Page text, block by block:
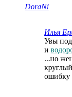
DoraNi
Илья
Увы
и
...но
ошибку